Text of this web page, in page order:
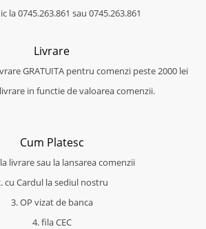
la 0745.263.861 sau 0745.263.861
Livrare
GRATUITA pentru comenzi peste 2000 lei
in functie de valoarea comenzii.
Cum Platesc
livrare sau la lansarea comenzii
cu Cardul la sediul nostru
3. OP vizat de banca
4. fila CEC